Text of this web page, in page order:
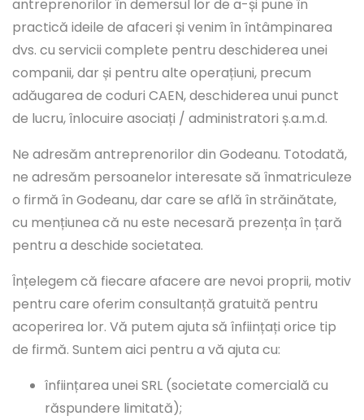
antreprenorilor în demersul lor de a-și pune în
practică ideile de afaceri și venim în întâmpinarea
dvs. cu servicii complete pentru deschiderea unei
companii, dar și pentru alte operațiuni, precum
adăugarea de coduri CAEN, deschiderea unui punct
de lucru, înlocuire asociați / administratori ș.a.m.d.
Ne adresăm antreprenorilor din Godeanu. Totodată,
ne adresăm persoanelor interesate să înmatriculeze
o firmă în Godeanu, dar care se află în străinătate,
cu mențiunea că nu este necesară prezența în țară
pentru a deschide societatea.
Înțelegem că fiecare afacere are nevoi proprii, motiv
pentru care oferim consultanță gratuită pentru
acoperirea lor. Vă putem ajuta să înființați orice tip
de firmă. Suntem aici pentru a vă ajuta cu:
înființarea unei SRL (societate comercială cu
răspundere limitată);